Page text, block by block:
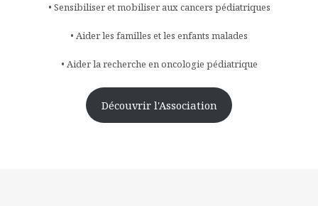
• Sensibiliser et mobiliser aux cancers pédiatriques
• Aider les familles et les enfants malades
• Aider la recherche en oncologie pédiatrique
Découvrir l'Association